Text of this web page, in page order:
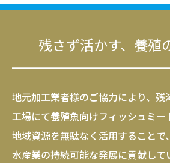
残さず活かす、養殖
地元加工業者様のご協力により、残
工場にて養殖魚向けフィッシュミー
地域資源を無駄なく活用することで
水産業の持続可能な発展に貢献して